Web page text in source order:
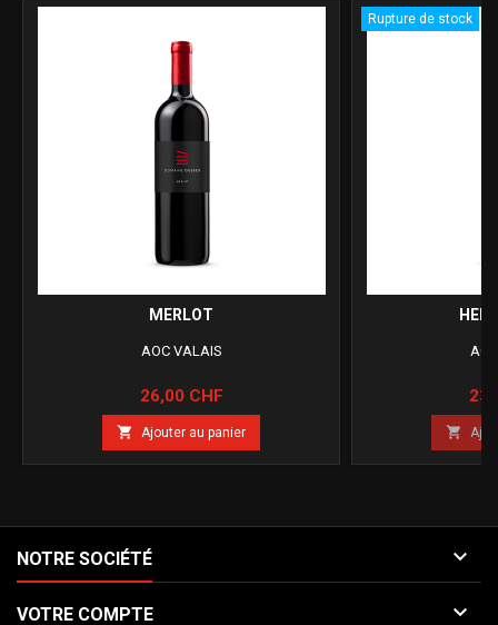
MERLOT
AOC VALAIS
Prix
26,00 CHF
 Ajouter au panier
Rupture de stock
Prix

NOTRE SOCIÉTÉ 
VOTRE COMPTE 